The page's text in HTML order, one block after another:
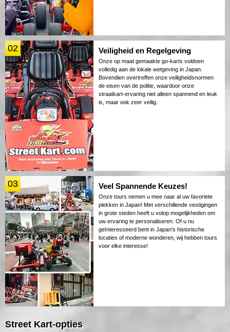
02 Veiligheid en Regelgeving
Onze op maat gemaakte go-karts voldoen
volledig aan de lokale wetgeving in Japan.
Bovendien overtreffen onze veiligheidsnormen
de eisen van de politie, waardoor onze
straatkart-ervaring niet alleen spannend en leuk
is, maar ook zeer veilig.
03 Veel Spannende Keuzes!
Onze tours nemen u mee naar al uw favoriete
plekken in Japan! Met verschillende vestigingen
in grote steden heeft u volop mogelijkheden om
uw ervaring te personaliseren. Of u nu
geïnteresseerd bent in Japan's historische
locaties of moderne wonderen, wij hebben tours
voor elke interesse!
Street Kart-opties